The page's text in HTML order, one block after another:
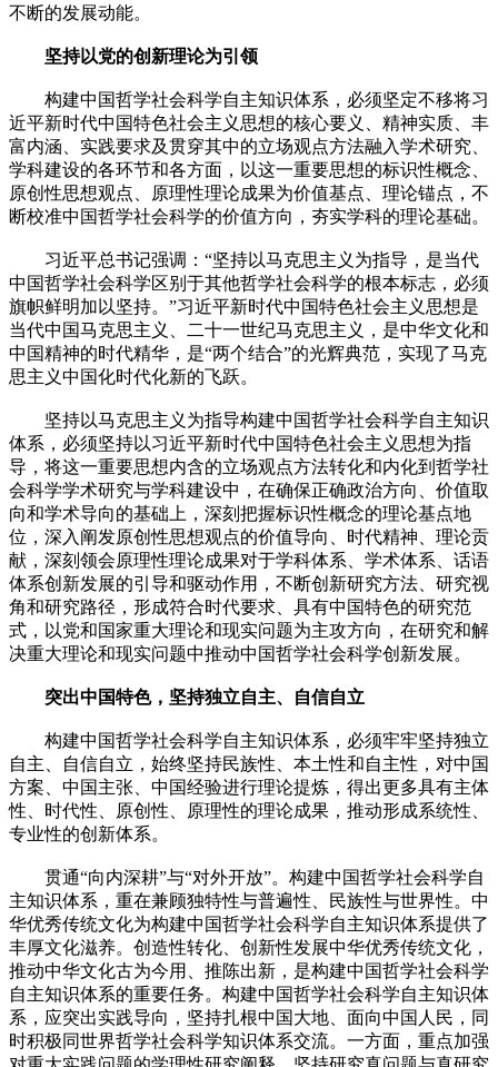
不断的发展动能。
坚持以党的创新理论为引领
构建中国哲学社会科学自主知识体系，必须坚定不移将习
近平新时代中国特色社会主义思想的核心要义、精神实质、丰
富内涵、实践要求及贯穿其中的立场观点方法融入学术研究、
学科建设的各环节和各方面，以这一重要思想的标识性概念、
原创性思想观点、原理性理论成果为价值基点、理论锚点，不
断校准中国哲学社会科学的价值方向，夯实学科的理论基础。
习近平总书记强调：“坚持以马克思主义为指导，是当代
中国哲学社会科学区别于其他哲学社会科学的根本标志，必须
旗帜鲜明加以坚持。”习近平新时代中国特色社会主义思想是
当代中国马克思主义、二十一世纪马克思主义，是中华文化和
中国精神的时代精华，是“两个结合”的光辉典范，实现了马克
思主义中国化时代化新的飞跃。
坚持以马克思主义为指导构建中国哲学社会科学自主知识
体系，必须坚持以习近平新时代中国特色社会主义思想为指
导，将这一重要思想内含的立场观点方法转化和内化到哲学社
会科学学术研究与学科建设中，在确保正确政治方向、价值取
向和学术导向的基础上，深刻把握标识性概念的理论基点地
位，深入阐发原创性思想观点的价值导向、时代精神、理论贡
献，深刻领会原理性理论成果对于学科体系、学术体系、话语
体系创新发展的引导和驱动作用，不断创新研究方法、研究视
角和研究路径，形成符合时代要求、具有中国特色的研究范
式，以党和国家重大理论和现实问题为主攻方向，在研究和解
决重大理论和现实问题中推动中国哲学社会科学创新发展。
突出中国特色，坚持独立自主、自信自立
构建中国哲学社会科学自主知识体系，必须牢牢坚持独立
自主、自信自立，始终坚持民族性、本土性和自主性，对中国
方案、中国主张、中国经验进行理论提炼，得出更多具有主体
性、时代性、原创性、原理性的理论成果，推动形成系统性、
专业性的创新体系。
贯通“向内深耕”与“对外开放”。构建中国哲学社会科学自
主知识体系，重在兼顾独特性与普遍性、民族性与世界性。中
华优秀传统文化为构建中国哲学社会科学自主知识体系提供了
丰厚文化滋养。创造性转化、创新性发展中华优秀传统文化，
推动中华文化古为今用、推陈出新，是构建中国哲学社会科学
自主知识体系的重要任务。构建中国哲学社会科学自主知识体
系，应突出实践导向，坚持扎根中国大地、面向中国人民，同
时积极同世界哲学社会科学知识体系交流。一方面，重点加强